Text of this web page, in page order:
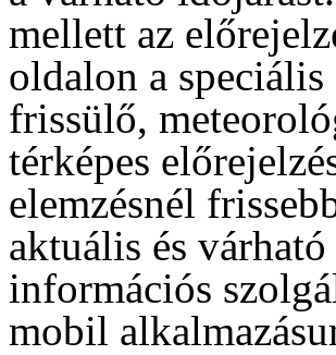
mellett az
oldalon a
frissülő,
térképes
elemzésnél
aktuális és
információs
mobil